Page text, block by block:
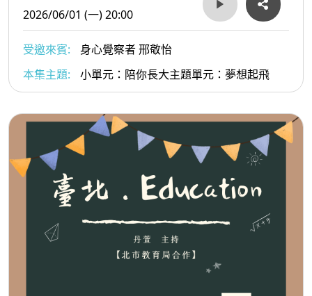
2026/06/01 (一) 20:00
受邀來賓:
身心覺察者 邢敬怡
本集主題:
小單元：陪你長大主題單元：夢想起飛